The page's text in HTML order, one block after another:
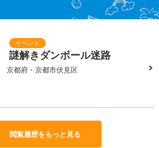
謎解きダンボール迷路
京都府・京都市伏見区
閲覧履歴をもっと見る